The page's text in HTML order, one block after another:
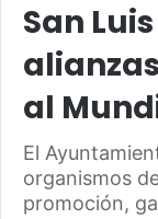
San
al
El
organismos
promoción,